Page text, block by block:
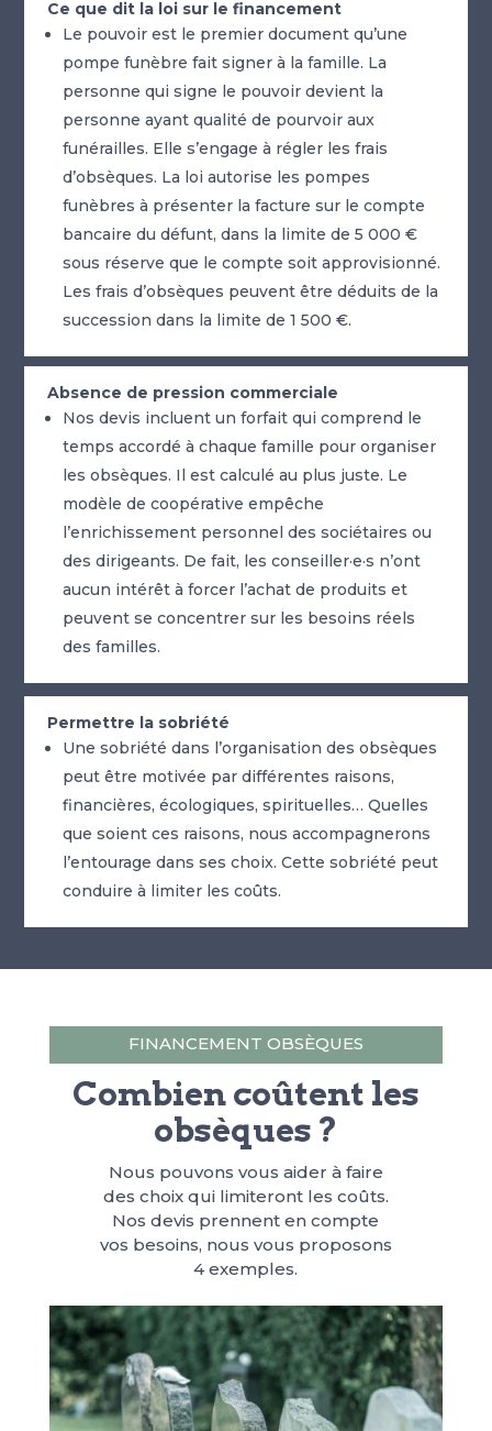
Ce que dit la loi sur le financement
Le pouvoir est le premier document qu’une
pompe funèbre fait signer à la famille. La
personne qui signe le pouvoir devient la
personne ayant qualité de pourvoir aux
funérailles. Elle s’engage à régler les frais
d’obsèques. La loi autorise les pompes
funèbres à présenter la facture sur le compte
bancaire du défunt, dans la limite de 5 000 €
sous réserve que le compte soit approvisionné.
Les frais d’obsèques peuvent être déduits de la
succession dans la limite de 1 500 €.
Absence de pression commerciale
Nos devis incluent un forfait qui comprend le
temps accordé à chaque famille pour organiser
les obsèques. Il est calculé au plus juste. Le
modèle de coopérative empêche
l’enrichissement personnel des sociétaires ou
des dirigeants. De fait, les conseiller·e·s n’ont
aucun intérêt à forcer l’achat de produits et
peuvent se concentrer sur les besoins réels
des familles.
Permettre la sobriété
Une sobriété dans l’organisation des obsèques
peut être motivée par différentes raisons,
financières, écologiques, spirituelles… Quelles
que soient ces raisons, nous accompagnerons
l’entourage dans ses choix. Cette sobriété peut
conduire à limiter les coûts.
FINANCEMENT OBSÈQUES
Combien coûtent les
obsèques ?
Nous pouvons vous aider à faire
des choix qui limiteront les coûts.
Nos devis prennent en compte
vos besoins, nous vous proposons
4 exemples.